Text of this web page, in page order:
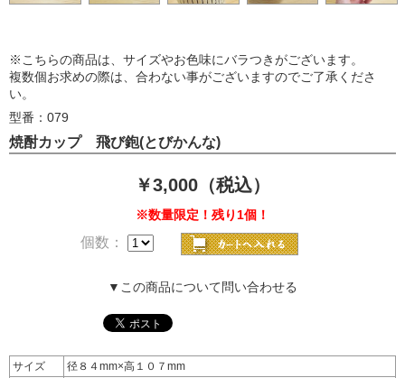
※こちらの商品は、サイズやお色味にバラつきがございます。
複数個お求めの際は、合わない事がございますのでご了承くださ
い。
型番：079
焼酎カップ 飛び鉋(とびかんな)
￥3,000（税込）
※数量限定！残り1個！
個数：
▼この商品について問い合わせる
サイズ
径８４mm×高１０７mm